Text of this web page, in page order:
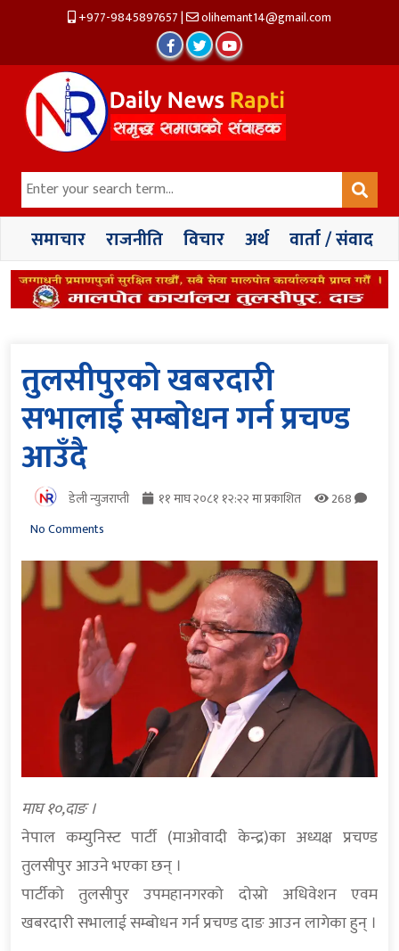
+977-9845897657| olihemant14@gmail.com
समाचार राजनीति विचार अर्थ वार्ता / संवाद
तुलसीपुरको खबरदारी
सभालाई सम्बोधन गर्न प्रचण्ड
आउँदै
डेली न्युजराप्ती ११ माघ २०८१ १२:२२ मा प्रकाशित
268
No Comments
माघ १०,दाङ ।
नेपाल कम्युनिस्ट पार्टी (माओवादी केन्द्र)का अध्यक्ष प्रचण्ड
तुलसीपुर आउने भएका छन् ।
पार्टीको तुलसीपुर उपमहानगरको दोस्रो अधिवेशन एवम
खबरदारी सभालाई सम्बोधन गर्न प्रचण्ड दाङ आउन लागेका हुन् ।